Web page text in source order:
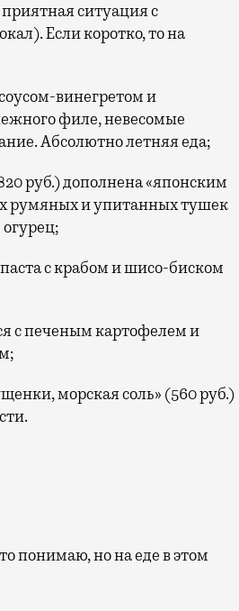
ситуация с
Если коротко, то на
винегретом и
филе, невесомые
Абсолютно летняя еда;
руб.) дополнена «японским
румяных и упитанных тушек
с крабом и шисо-биском
с печеным картофелем и
морская соль» (560 руб.)
понимаю, но на еде в этом